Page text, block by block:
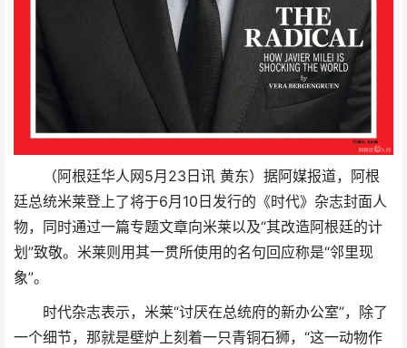
（阿根廷华人网5月23日讯 黄东）据阿媒报道，阿根
廷总统米莱登上了将于6月10日发行的《时代》杂志封面人
物，同时通过一篇专题文章向米莱以及“其改造阿根廷的计
划”致敬。米莱则用其一贯所使用的名句回应称是“邻里现
象”。
时代杂志表示，米莱“讨厌在总统府的新办公室”，除了
一个细节，那就是壁炉上刻着一只青铜石狮，“这一动物作